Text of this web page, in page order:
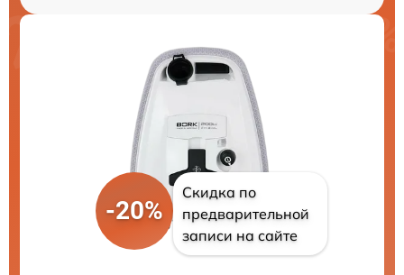
-20%
Скидка по
предварительной
записи на сайте